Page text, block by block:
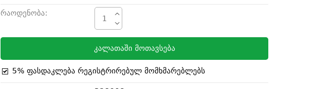
რაოდენობა:
კალათაში მოთავსება
5% ფასდაკლება რეგისტრირებულ მომხმარებლებს